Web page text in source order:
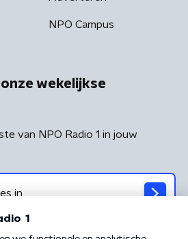
NPO Campus
wekelijkse
van NPO Radio 1 in jouw